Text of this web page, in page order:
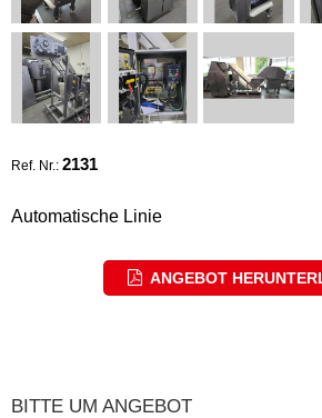
Ref. Nr.: 2131
Automatische Linie
ANGEBOT
BITTE UM ANGEBOT